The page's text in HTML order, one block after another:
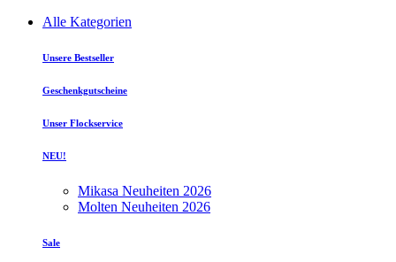
Alle Kategorien
Unsere Bestseller
Geschenkgutscheine
Unser Flockservice
NEU!
Mikasa Neuheiten 2026
Molten Neuheiten 2026
Sale